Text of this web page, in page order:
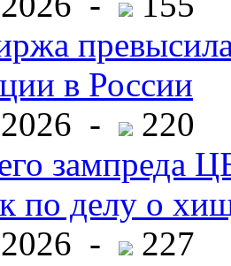
в России
-
220
зампреда
по делу о
-
227